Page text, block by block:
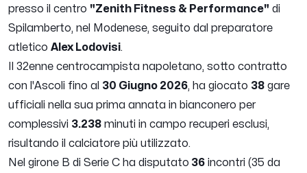
presso il centro "Zenith Fitness & Performance" di
Spilamberto, nel Modenese, seguito dal preparatore
atletico Alex Lodovisi.
Il 32enne centrocampista napoletano, sotto contratto
con l'Ascoli fino al 30 Giugno 2026, ha giocato 38 gare
ufficiali nella sua prima annata in bianconero per
complessivi 3.238 minuti in campo recuperi esclusi,
risultando il calciatore più utilizzato.
Nel girone B di Serie C ha disputato 36 incontri (35 da